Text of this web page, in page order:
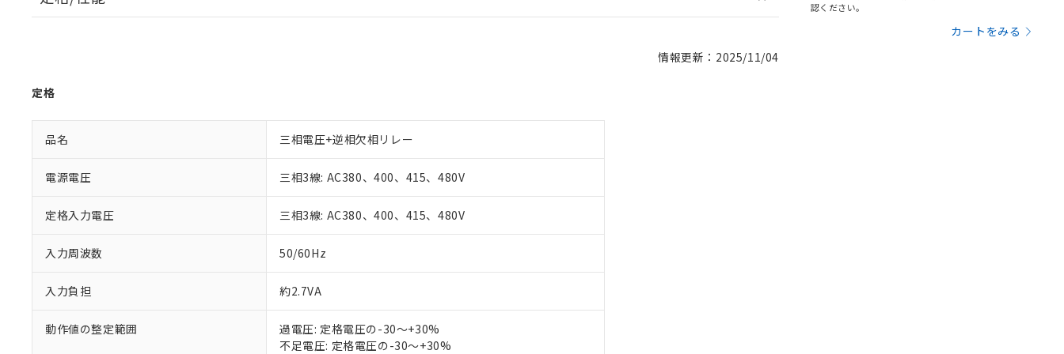
情報更新：2025/11/04
定格
品名 三相電圧+逆相欠相リレー
電源電圧 三相3線: AC380、400、415、480V
定格入力電圧 三相3線: AC380、400、415、480V
入力周波数 50/60Hz
入力負担 約2.7VA
動作値の整定範囲
過電圧: 定格電圧の-30～+30%
不足電圧: 定格電圧の-30～+30%
認ください。
カートをみる